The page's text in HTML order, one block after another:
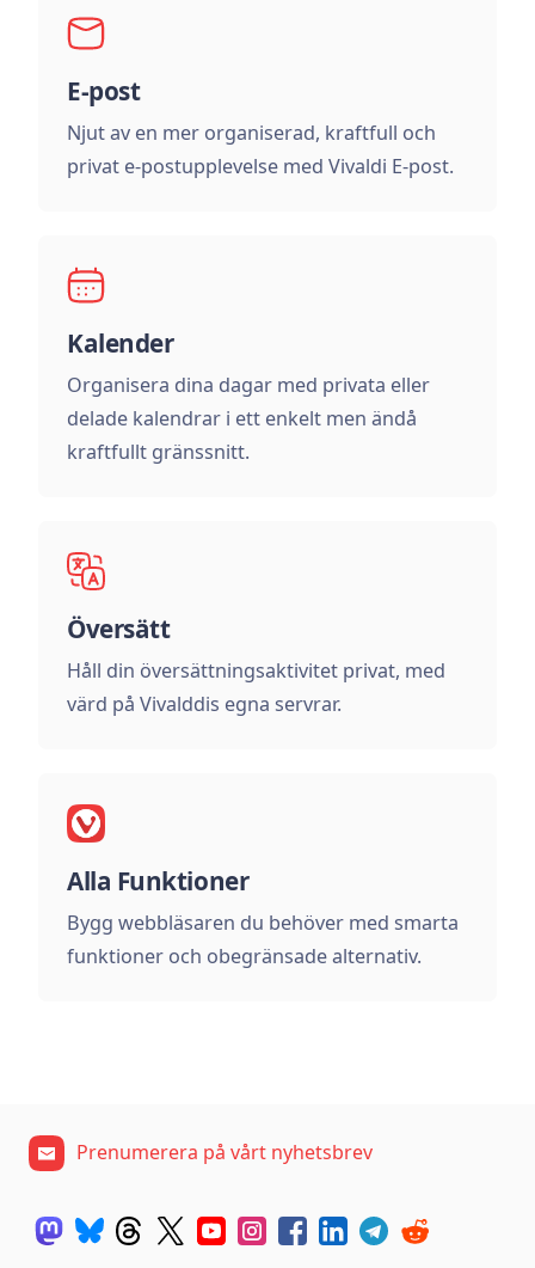
E-post
Njut av en mer organiserad, kraftfull och
privat e-postupplevelse med Vivaldi E-post.
Kalender
Organisera dina dagar med privata eller
delade kalendrar i ett enkelt men ändå
kraftfullt gränssnitt.
Översätt
Håll din översättningsaktivitet privat, med
värd på Vivalddis egna servrar.
Alla Funktioner
Bygg webbläsaren du behöver med smarta
funktioner och obegränsade alternativ.
Prenumerera på vårt nyhetsbrev